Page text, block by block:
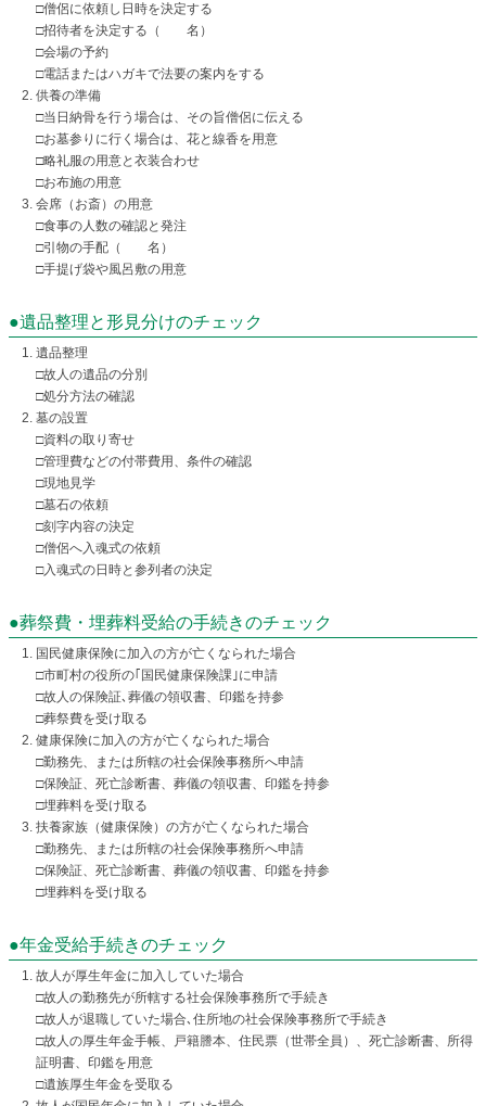
□僧侶に依頼し日時を決定する
□招待者を決定する（ 名）
□会場の予約
□電話またはハガキで法要の案内をする
供養の準備
□当日納骨を行う場合は、その旨僧侶に伝える
□お墓参りに行く場合は、花と線香を用意
□略礼服の用意と衣装合わせ
□お布施の用意
会席（お斎）の用意
□食事の人数の確認と発注
□引物の手配（ 名）
□手提げ袋や風呂敷の用意
●遺品整理と形見分けのチェック
遺品整理
□故人の遺品の分別
□処分方法の確認
墓の設置
□資料の取り寄せ
□管理費などの付帯費用、条件の確認
□現地見学
□墓石の依頼
□刻字内容の決定
□僧侶へ入魂式の依頼
□入魂式の日時と参列者の決定
●葬祭費・埋葬料受給の手続きのチェック
国民健康保険に加入の方が亡くなられた場合
□市町村の役所の｢国民健康保険課｣に申請
□故人の保険証､葬儀の領収書、印鑑を持参
□葬祭費を受け取る
健康保険に加入の方が亡くなられた場合
□勤務先、または所轄の社会保険事務所へ申請
□保険証、死亡診断書、葬儀の領収書、印鑑を持参
□埋葬料を受け取る
扶養家族（健康保険）の方が亡くなられた場合
□勤務先、または所轄の社会保険事務所へ申請
□保険証、死亡診断書、葬儀の領収書、印鑑を持参
□埋葬料を受け取る
●年金受給手続きのチェック
故人が厚生年金に加入していた場合
□故人の勤務先が所轄する社会保険事務所で手続き
□故人が退職していた場合､住所地の社会保険事務所で手続き
□故人の厚生年金手帳、戸籍謄本、住民票（世帯全員）、死亡診断書、所得
証明書、印鑑を用意
□遺族厚生年金を受取る